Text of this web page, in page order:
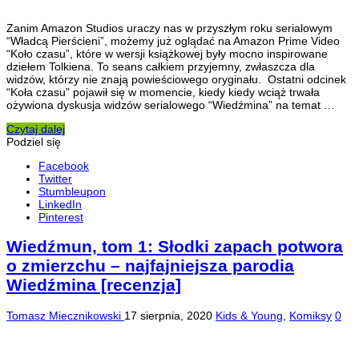
Zanim Amazon Studios uraczy nas w przyszłym roku serialowym
“Władcą Pierścieni”, możemy już oglądać na Amazon Prime Video
“Koło czasu”, które w wersji książkowej były mocno inspirowane
dziełem Tolkiena. To seans całkiem przyjemny, zwłaszcza dla
widzów, którzy nie znają powieściowego oryginału. Ostatni odcinek
“Koła czasu” pojawił się w momencie, kiedy kiedy wciąż trwała
ożywiona dyskusja widzów serialowego “Wiedźmina” na temat …
Czytaj dalej
Podziel się
Facebook
Twitter
Stumbleupon
LinkedIn
Pinterest
Wiedźmun, tom 1: Słodki zapach potwora
o zmierzchu – najfajniejsza parodia
Wiedźmina [recenzja]
Tomasz Miecznikowski 17 sierpnia, 2020 Kids & Young Komiksy 0